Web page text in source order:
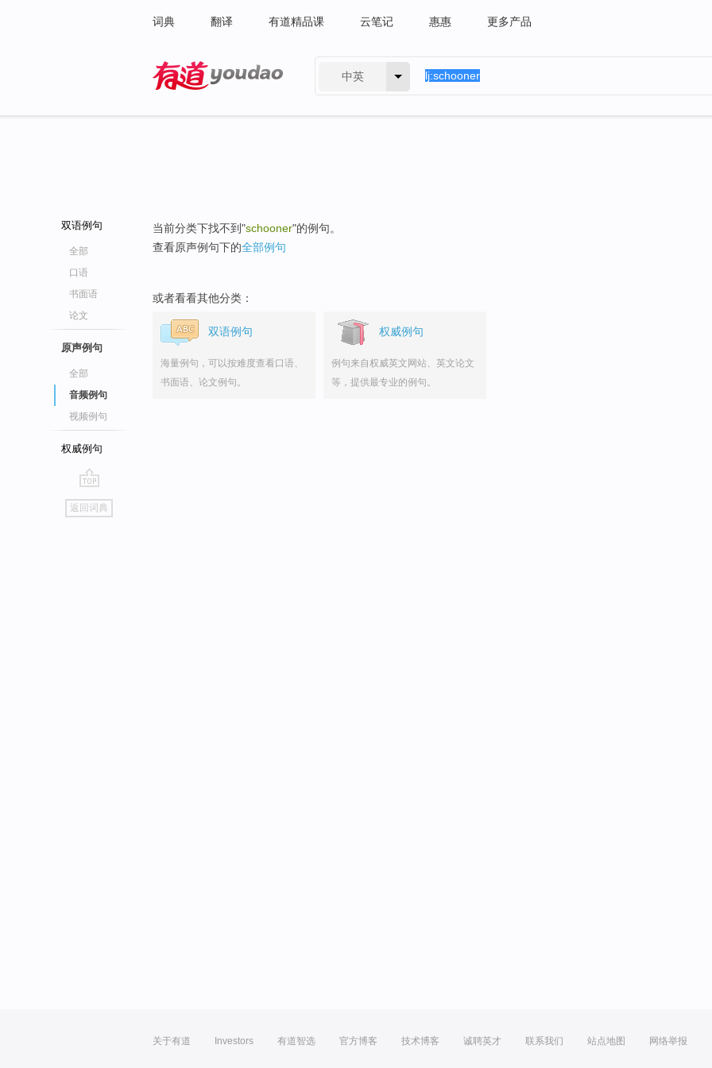
词典 翻译 有道精品课 云笔记 惠惠 更多产品
中英
双语例句
全部
口语
书面语
论文
原声例句
全部
音频例句
视频例句
权威例句
go
top
返回词典
当前分类下找不到"schooner"的例句。
查看原声例句下的全部例句
或者看看其他分类：
双语例句
海量例句，可以按难度查看口语、
书面语、论文例句。
权威例句
例句来自权威英文网站、英文论文
等，提供最专业的例句。
关于有道 Investors 有道智选 官方博客 技术博客 诚聘英才 联系我们 站点地图 网络举报